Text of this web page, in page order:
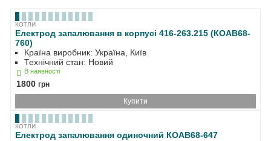
КОТЛИ
Електрод запалювання в корпусі 416-263.215 (КОАВ68-
760)
Країна виробник: Україна, Київ
Технічний стан: Новий
В наявності
1800 грн
Купити
КОТЛИ
Електрод запалювання одиночний КОАВ68-647